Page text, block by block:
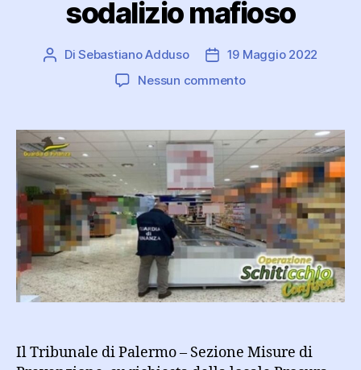
sodalizio mafioso
Autore
DiSebastiano Adduso
Data
dell'articolo
19 Maggio 2022
Nessun commentosu
beni
per
150
milioni
di
euro
a
imprenditore
“colluso”
al
Il Tribunale di Palermo – Sezione Misure di